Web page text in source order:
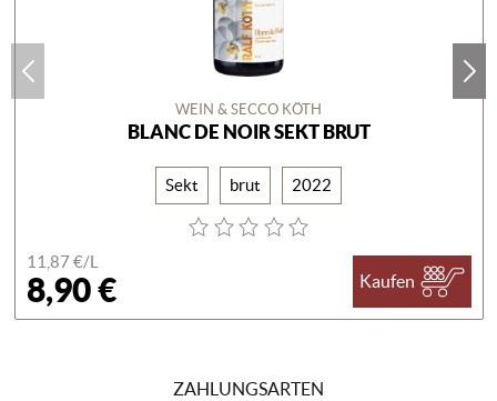
WEIN & SECCO KÖTH
BLANC DE NOIR SEKT BRUT
Sekt brut 2022
11,87 €/L
8,90 € Kaufen
ZAHLUNGSARTEN